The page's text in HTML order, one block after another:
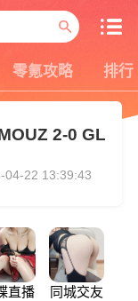
零氪攻略 排行
2-0 GL
04-22 13:39:43
直播 同城交友